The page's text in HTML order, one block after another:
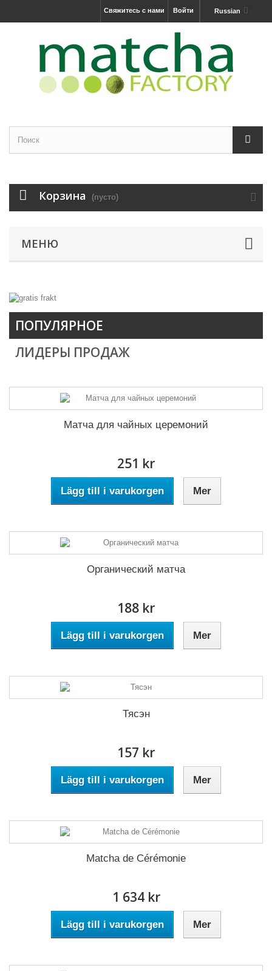
Russian
Войти
Свяжитесь с нами
Корзина (пусто)
МЕНЮ
ПОПУЛЯРНОЕ
ЛИДЕРЫ ПРОДАЖ
Матча для чайных церемоний
251 kr
Lägg till i varukorgen Mer
Органический матча
188 kr
Lägg till i varukorgen Mer
Тясэн
157 kr
Lägg till i varukorgen Mer
Matcha de Cérémonie
1 634 kr
Lägg till i varukorgen Mer